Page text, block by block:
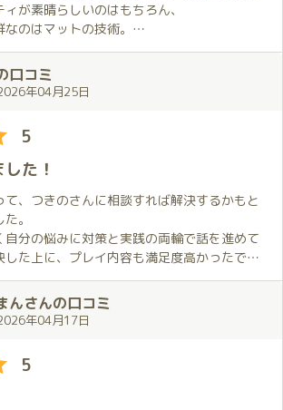
が素晴らしいのはもちろん、
のはマットの技術。
っていると言っても過言ではありません。
ンタジスタ」！
なら、他の全ての女と縁を切ってもイイ！
口コミ
年04月25日
5
た！
、つきのさんに相談すれば解決するかもと
。
分の悩みに対策と実践の両輪で話を進めて
した上に、プレイ内容も満足度高かったで
だきます。
対応していただき、ありがとうございまし
んさんの口コミ
年04月17日
5